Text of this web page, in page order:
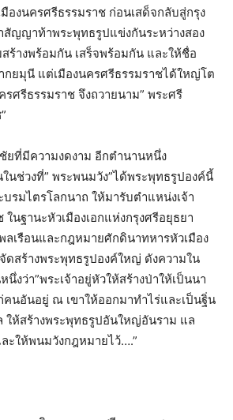
องนครศรีธรรมราช​ ก่อนเสด็จ​กลับสู่​กรุง​
สัญญา​ท้าพระ​พุทธ​รูปแข่งกันระหว่าง​สอง​
ร้าง​พร้อมกัน​ เสร็จ​พร้อม​กัน​ และให้ชื่อ
กยมุนี​ แต่เมืองนครศรีธรรมราช​ได้ใหญ่โต​
รศรีธรรมราช​ จึงถวายนาม” พระ​ศรี​
ย​ที่มีความงดงาม​ อีกตำนานหนึ่ง
นช่วงที่” พระพนมวัง”ได้พระพุทธ​รูปองค์​นี้​
บรมไตรโลก​นาถ​ ให้มารับตำแหน่ง​เจ้า
ในฐานะ​หัวเมืองเอกแห่งกรุงศรีอยุธยา​
เรือน​และ​กฎหมาย​ศักดินาทหาร​หัวเมือง​
ดสร้างพระพุทธรูป​องค์​ใหญ่​ ดังความใน
ง​ว่า”พระเจ้าอยู่หัวให้สร้าง​ป่าให้เป็นนา
นอันอยู่​ ณ​ เขาให้ออกมาทำไร่​และเป็นฐิ่น
ให้สร้าง​พระพุทธรูป​อัน​ใหญ่อันราม​ แล
ะให้พนมวังกฎหมาย​ไว้….”